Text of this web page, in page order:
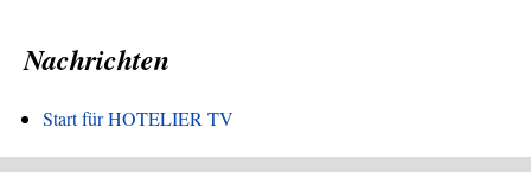
Nachrichten
Start für HOTELIER TV